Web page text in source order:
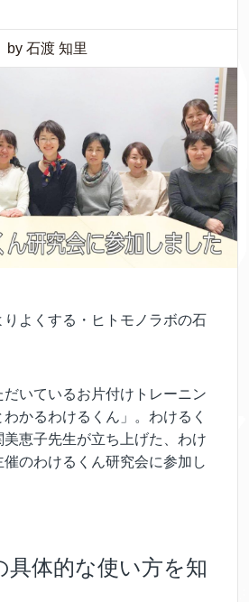
by 石渡 知里
りよくする・ヒトモノラボの石
いているお片付けトレーニン
かるわけるくん」。わけるく
恵子先生が立ち上げた、わけ
のわけるくん研究会に参加し
具体的な使い方を知